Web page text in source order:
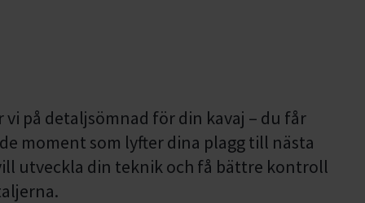
på detaljsömnad för din kavaj – du får
moment som lyfter dina plagg till nästa
utveckla din teknik och få bättre kontroll